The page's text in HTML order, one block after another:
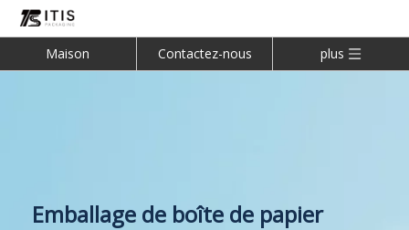
Maison Contactez-nous plus
Emballage de boîte de papier